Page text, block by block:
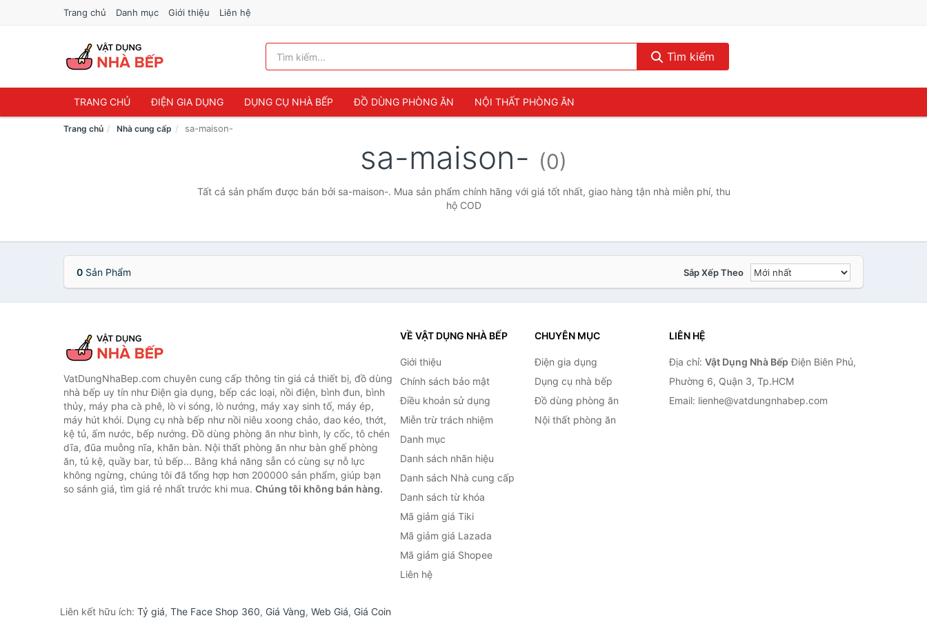
Trang chủ Danh mục Giới thiệu Liên hệ
Tìm kiếm
TRANG CHỦ ĐIỆN GIA DỤNG DỤNG CỤ NHÀ BẾP ĐỒ DÙNG PHÒNG ĂN NỘI THẤT PHÒNG ĂN
Trang chủ Nhà cung cấp sa-maison-
sa-maison- (0)
Tất cả sản phẩm được bán bởi sa-maison-. Mua sản phẩm chính hãng với giá tốt nhất, giao hàng tận nhà miễn phí, thu
hộ COD
0 Sản Phẩm Sắp Xếp Theo
VatDungNhaBep.com chuyên cung cấp thông tin giá cả thiết bị, đồ dùng
nhà bếp uy tín như Điện gia dụng, bếp các loại, nồi điện, bình đun, bình
thủy, máy pha cà phê, lò vi sóng, lò nướng, máy xay sinh tố, máy ép,
máy hút khói. Dụng cụ nhà bếp như nồi niêu xoong chảo, dao kéo, thớt,
kệ tủ, ấm nước, bếp nướng. Đồ dùng phòng ăn như bình, ly cốc, tô chén
dĩa, đũa muỗng nĩa, khăn bàn. Nội thất phòng ăn như bàn ghế phòng
ăn, tủ kệ, quầy bar, tủ bếp... Bằng khả năng sẵn có cùng sự nỗ lực
không ngừng, chúng tôi đã tổng hợp hơn 200000 sản phẩm, giúp bạn
so sánh giá, tìm giá rẻ nhất trước khi mua. Chúng tôi không bán hàng.
VỀ VẬT DỤNG NHÀ BẾP
Giới thiệu
Chính sách bảo mật
Điều khoản sử dụng
Miễn trừ trách nhiệm
Danh mục
Danh sách nhãn hiệu
Danh sách Nhà cung cấp
Danh sách từ khóa
Mã giảm giá Tiki
Mã giảm giá Lazada
Mã giảm giá Shopee
Liên hệ
CHUYÊN MỤC
Điện gia dụng
Dụng cụ nhà bếp
Đồ dùng phòng ăn
Nội thất phòng ăn
LIÊN HỆ
Địa chỉ: Vật Dụng Nhà Bếp Điện Biên Phủ,
Phường 6, Quận 3, Tp.HCM
Email: lienhe@vatdungnhabep.com
Liên kết hữu ích: Tỷ giá, The Face Shop 360, Giá Vàng, Web Giá, Giá Coin